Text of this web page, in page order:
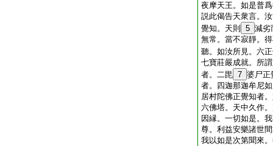
夜摩天王。如是普
説此偈告天衆言。
覺知。天則
5 減劣
無常。當不寂靜。
聽。如汝所見。六
七寶莊嚴成就。所
者。二毘 7 婆尸正
者。四迦那迦牟尼
居村陀佛正覺知者
六佛塔。天中久作
因縁。一切如是。
尊。利益安樂諸世
我以如是次第聞來